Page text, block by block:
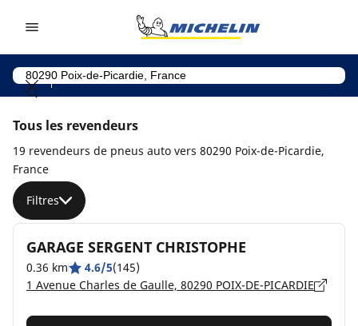
Tous les revendeurs
19 revendeurs de pneus auto vers 80290 Poix-de-Picardie,
France
Filtres
GARAGE SERGENT CHRISTOPHE
0.36 km 4.6/5(145)
1 Avenue Charles de Gaulle, 80290 POIX-DE-PICARDIE